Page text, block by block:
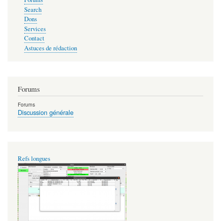
Search
Dons
Services
Contact
Astuces de rédaction
Forums
Forums
Discussion générale
Refs longues